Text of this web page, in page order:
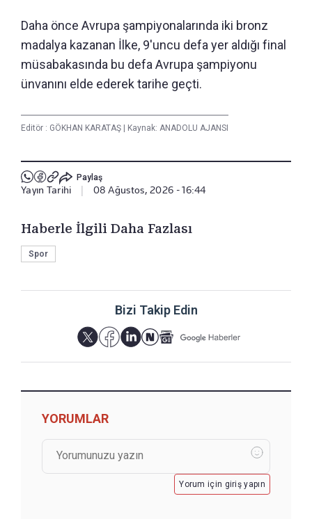
Daha önce Avrupa şampiyonalarında iki bronz
madalya kazanan İlke, 9'uncu defa yer aldığı final
müsabakasında bu defa Avrupa şampiyonu
ünvanını elde ederek tarihe geçti.
Editör : GÖKHAN KARATAŞ | Kaynak: ANADOLU AJANSI
Paylaş
Yayın Tarihi 08 Ağustos, 2026 - 16:44
Haberle İlgili Daha Fazlası
Spor
Bizi Takip Edin
YORUMLAR
Yorum için giriş yapın